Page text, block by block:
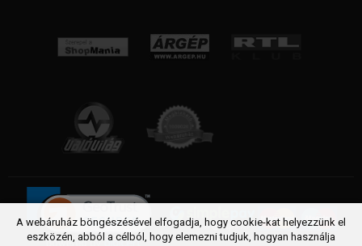
A webáruház böngészésével elfogadja, hogy cookie-kat helyezzünk el
eszközén, abból a célból, hogy elemezni tudjuk, hogyan használja